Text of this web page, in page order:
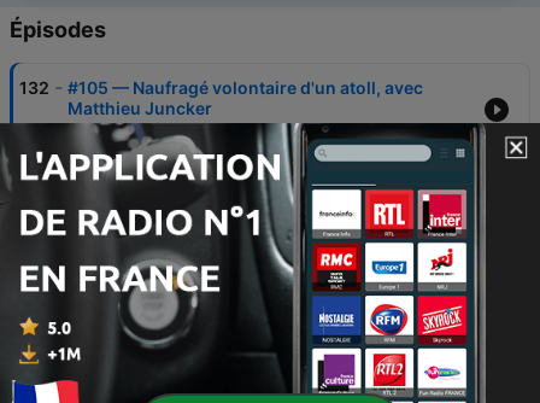
Épisodes
132 - #105 — Naufragé volontaire d'un atoll, avec
Matthieu Juncker
29 juil. 2026
131 - #104 — Les vestiges oubliés des Écrins, avec
Florence Mocci
15 juil. 2026
130 -
#103 — L'étreinte glaciale du Yukon, avec
Mathieu Blanchard
01 juil. 2026
129
#102 — L'envol des oies sauvages, avec Christian
et Paola Moullec